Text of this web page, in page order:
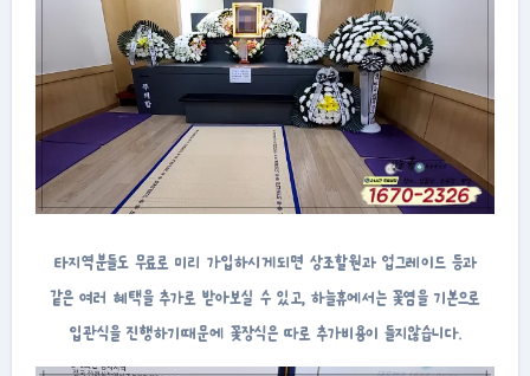
타지역분들도 무료로 미리 가입하시게되면 상조할원과 업그레이드 등과
같은 여러 혜택을 추가로 받아보실 수 있고, 하늘휴에서는 꽃염을 기본으로
입관식을 진행하기때문에 꽃장식은 따로 추가비용이 들지않습니다.